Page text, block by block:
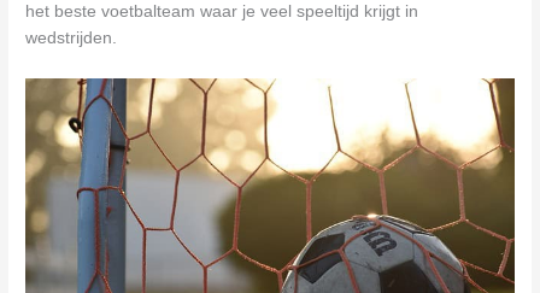
het beste voetbalteam waar je veel speeltijd krijgt in
wedstrijden.